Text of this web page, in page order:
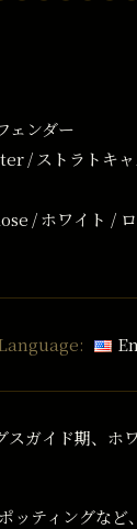
ェンダー
ストラトキ
ホワイト /
スガイド期、ホ
ッティングなど